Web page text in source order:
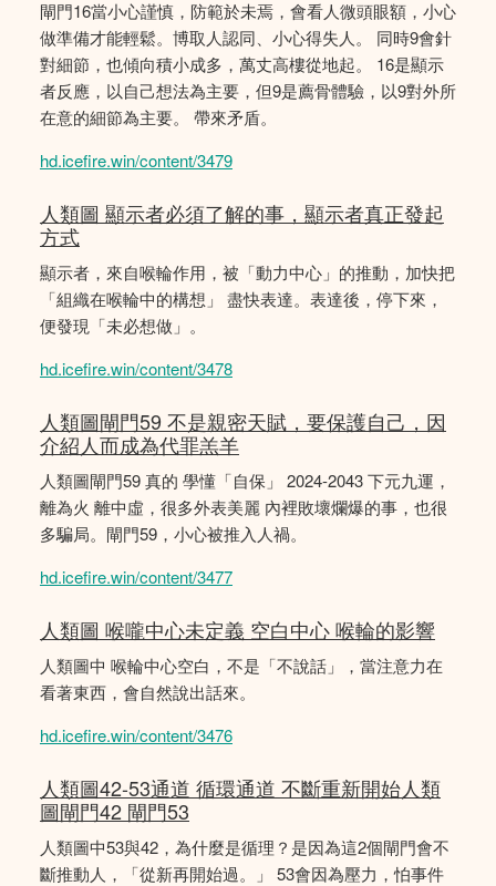
閘門16當小心謹慎，防範於未焉，會看人微頭眼額，小心
做準備才能輕鬆。博取人認同、小心得失人。 同時9會針
對細節，也傾向積小成多，萬丈高樓從地起。 16是顯示
者反應，以自己想法為主要，但9是薦骨體驗，以9對外所
在意的細節為主要。 帶來矛盾。
hd.icefire.win/content/3479
人類圖 顯示者必須了解的事，顯示者真正發起
方式
顯示者，來自喉輪作用，被「動力中心」的推動，加快把
「組織在喉輪中的構想」 盡快表達。表達後，停下來，
便發現「未必想做」。
hd.icefire.win/content/3478
人類圖閘門59 不是親密天賦，要保護自己，因
介紹人而成為代罪羔羊
人類圖閘門59 真的 學懂「自保」 2024-2043 下元九運，
離為火 離中虛，很多外表美麗 內裡敗壞爛爆的事，也很
多騙局。閘門59，小心被推入人禍。
hd.icefire.win/content/3477
人類圖 喉嚨中心未定義 空白中心 喉輪的影響
人類圖中 喉輪中心空白，不是「不說話」，當注意力在
看著東西，會自然說出話來。
hd.icefire.win/content/3476
人類圖42-53通道 循環通道 不斷重新開始人類
圖閘門42 閘門53
人類圖中53與42，為什麼是循理？是因為這2個閘門會不
斷推動人，「從新再開始過。」 53會因為壓力，怕事件